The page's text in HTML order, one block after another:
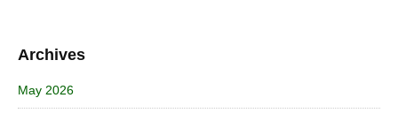
Archives
May 2026